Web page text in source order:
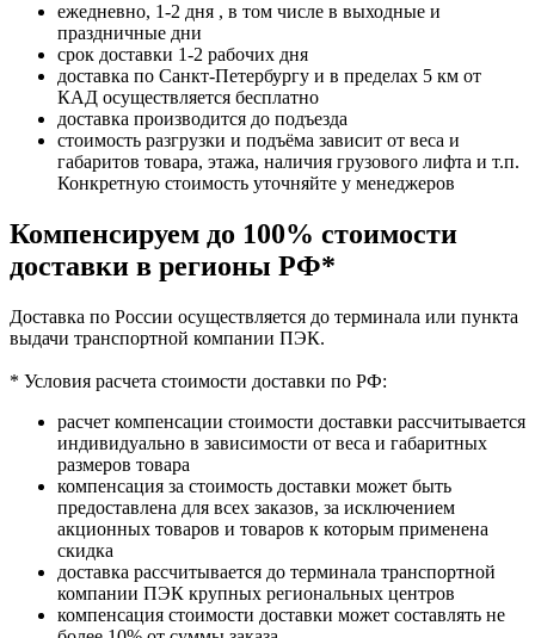
ежедневно, 1-2 дня , в том числе в выходные и
праздничные дни
срок доставки 1-2 рабочих дня
доставка по Санкт-Петербургу и в пределах 5 км от
КАД осуществляется бесплатно
доставка производится до подъезда
стоимость разгрузки и подъёма зависит от веса и
габаритов товара, этажа, наличия грузового лифта и т.п.
Конкретную стоимость уточняйте у менеджеров
Компенсируем до 100% стоимости
доставки в регионы РФ*
Доставка по России осуществляется до терминала или пункта
выдачи транспортной компании ПЭК.
* Условия расчета стоимости доставки по РФ:
расчет компенсации стоимости доставки рассчитывается
индивидуально в зависимости от веса и габаритных
размеров товара
компенсация за стоимость доставки может быть
предоставлена для всех заказов, за исключением
акционных товаров и товаров к которым применена
скидка
доставка рассчитывается до терминала транспортной
компании ПЭК крупных региональных центров
компенсация стоимости доставки может составлять не